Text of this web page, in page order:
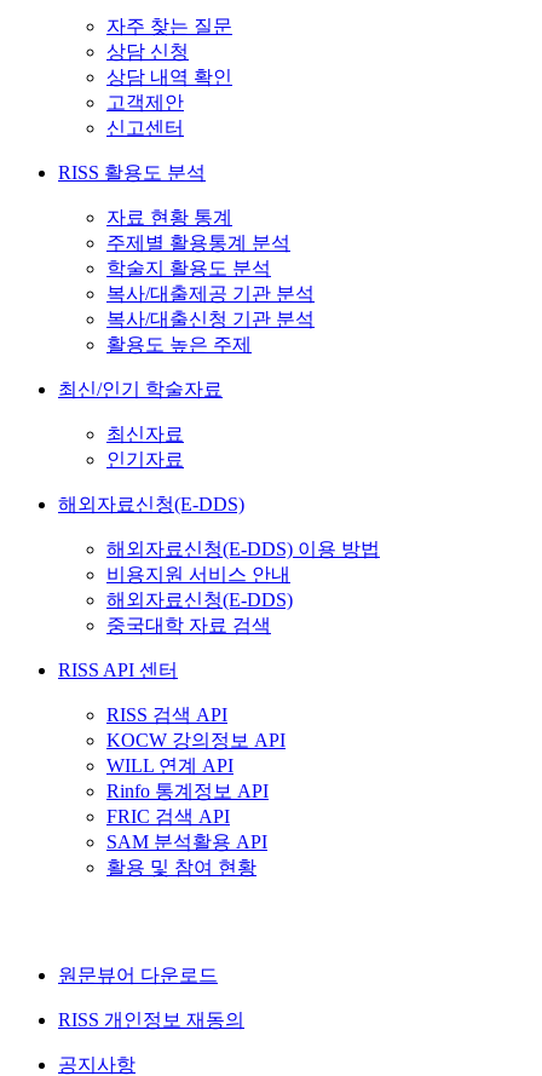
자주 찾는 질문
상담 신청
상담 내역 확인
고객제안
신고센터
RISS 활용도 분석
자료 현황 통계
주제별 활용통계 분석
학술지 활용도 분석
복사/대출제공 기관 분석
복사/대출신청 기관 분석
활용도 높은 주제
최신/인기 학술자료
최신자료
인기자료
해외자료신청(E-DDS)
해외자료신청(E-DDS) 이용 방법
비용지원 서비스 안내
해외자료신청(E-DDS)
중국대학 자료 검색
RISS API 센터
RISS 검색 API
KOCW 강의정보 API
WILL 연계 API
Rinfo 통계정보 API
FRIC 검색 API
SAM 분석활용 API
활용 및 참여 현황
원문뷰어 다운로드
RISS 개인정보 재동의
공지사항